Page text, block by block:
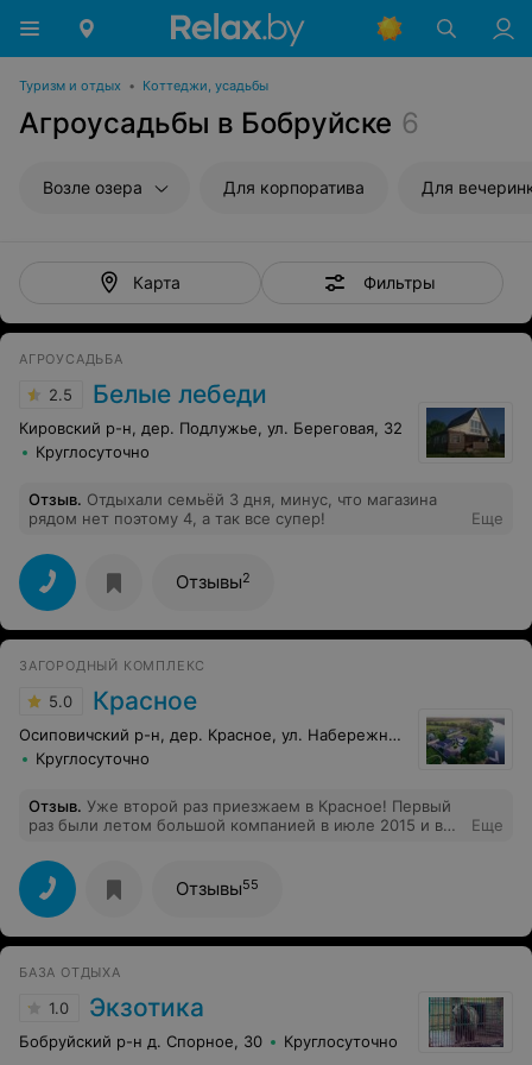
Туризм и отдых • Коттеджи, усадьбы
Агроусадьбы в Бобруйске 6
Возле озера Для корпоратива Для
Карта Фильтры
АГРОУСАДЬБА
2.5 Белые лебеди
Кировский р-н, дер. Подлужье, ул. Береговая, 32
Круглосуточно
Отзыв. Отдыхали семьёй 3 дня, минус, что магазина
рядом нет поэтому 4, а так все супер!
Еще
Отзывы2
ЗАГОРОДНЫЙ КОМПЛЕКС
5.0 Красное
Осиповичский р-н, дер. Красное, ул. Набережная, 95г
Круглосуточно
Отзыв. Уже второй раз приезжаем в Красное! Первый
раз были летом большой компанией в июле 2015 и вот
агроусадьба с современными "наворотами" и
старинной изюминкой, великолепная баня с
джакузи.Очень всем рекомендую и сама планирую
приехать еще раз этим летом. Удачи вам! Федина Алла,
компания Эгис."
Еще
Отзывы55
БАЗА ОТДЫХА
1.0 Экзотика
Бобруйский р-н д. Спорное, 30 Круглосуточно